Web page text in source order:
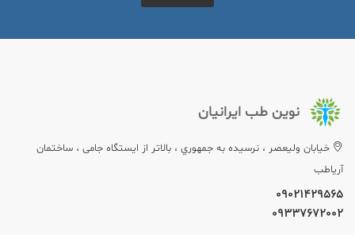
نوین طب ایرانیان
خيابان وليعصر ، نرسيده به جمهوري ، بالاتر از ایستگاه جامی ، ساختمان
آریاطب
09021429565
09337672002